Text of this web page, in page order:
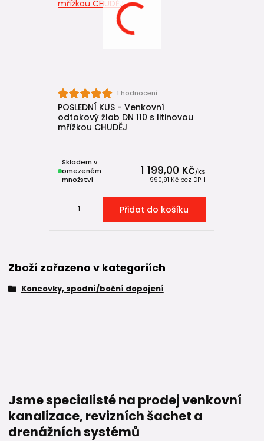
1 hodnocení
POSLEDNÍ KUS - Venkovní
odtokový žlab DN 110 s litinovou
mřížkou CHUDĚJ
1 199,00 Kč/ks
990,91 Kč bez DPH
Skladem v
omezeném
množství
Přidat do košíku
Zboží zařazeno v kategoriích
Koncovky, spodní/boční dopojení
Jsme specialisté na prodej venkovní
kanalizace, revizních šachet a
drenážních systémů